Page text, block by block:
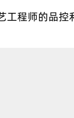
工程师的品控